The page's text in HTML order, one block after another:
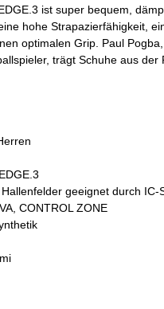
ist super bequem,
hohe Strapazierfähigkeit,
optimalen Grip. Paul
trägt Schuhe aus der
geeignet durch IC-
CONTROL ZONE